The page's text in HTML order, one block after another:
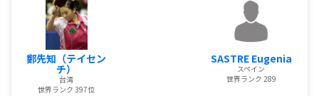
鄭先知（テイセン
チ）
台湾
世界ランク 397位
SASTRE Eugenia
スペイン
世界ランク 289